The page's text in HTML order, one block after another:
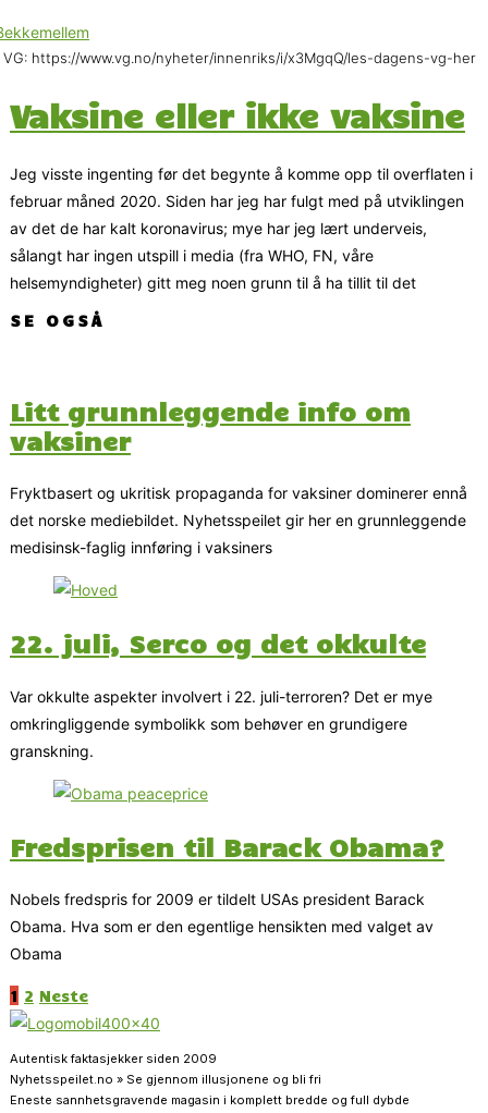
VG: https://www.vg.no/nyheter/innenriks/i/x3MgqQ/les-dagens-vg-her
Vaksine eller ikke vaksine
Jeg visste ingenting før det begynte å komme opp til overflaten i
februar måned 2020. Siden har jeg har fulgt med på utviklingen
av det de har kalt koronavirus; mye har jeg lært underveis,
sålangt har ingen utspill i media (fra WHO, FN, våre
helsemyndigheter) gitt meg noen grunn til å ha tillit til det
SE OGSÅ
Litt grunnleggende info om
vaksiner
Fryktbasert og ukritisk propaganda for vaksiner dominerer ennå
det norske mediebildet. Nyhetsspeilet gir her en grunnleggende
medisinsk-faglig innføring i vaksiners
22. juli, Serco og det okkulte
Var okkulte aspekter involvert i 22. juli-terroren? Det er mye
omkringliggende symbolikk som behøver en grundigere
granskning.
Fredsprisen til Barack Obama?
Nobels fredspris for 2009 er tildelt USAs president Barack
Obama. Hva som er den egentlige hensikten med valget av
Obama
1 2 Neste
Autentisk faktasjekker siden 2009
Nyhetsspeilet.no » Se gjennom illusjonene og bli fri
Eneste sannhetsgravende magasin i komplett bredde og full dybde